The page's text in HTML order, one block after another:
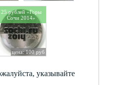
25 рублей «Горы
Сочи 2014»
цена: 100 руб
указывайте